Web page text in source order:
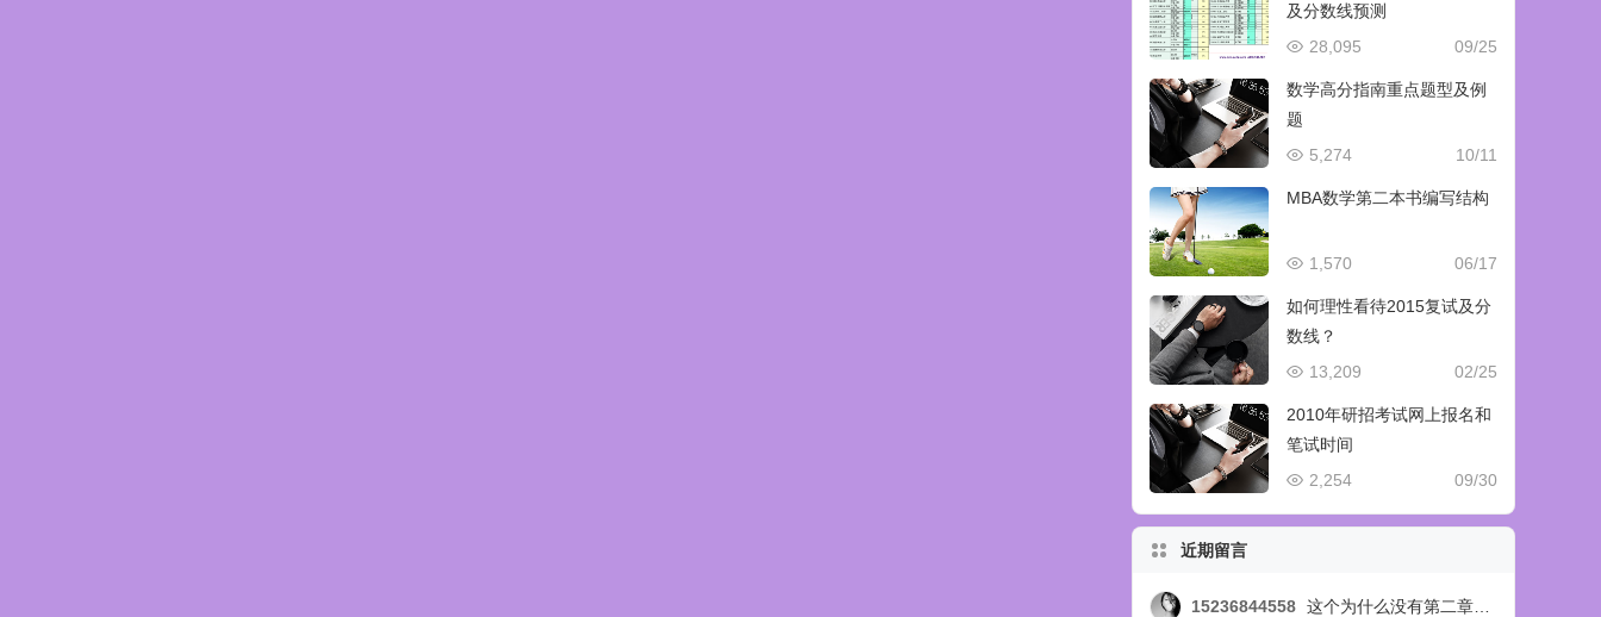
及分数线预测
09/25
28,095
数学高分指南重点题型及例
题
10/11
5,274
MBA数学第二本书编写结构
06/17
1,570
如何理性看待2015复试及分
数线？
02/25
13,209
2010年研招考试网上报名和
笔试时间
09/30
2,254
近期留言
15236844558 这个为什么没有第二章的视频呢，第四节的？？？